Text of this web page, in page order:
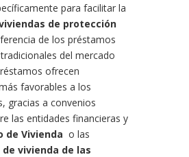
para facilitar la
de protección
de los préstamos
del mercado
ofrecen
favorables a los
gracias a convenios
las entidades financieras y
de Vivienda o las
vivienda de las